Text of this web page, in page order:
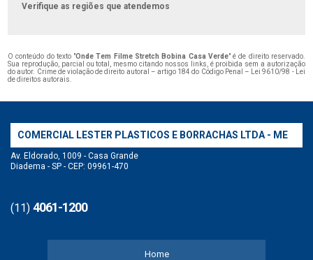
Verifique as regiões que atendemos
O conteúdo do texto "Onde Tem Filme Stretch Bobina Casa Verde" é de direito reservado.
Sua reprodução, parcial ou total, mesmo citando nossos links, é proibida sem a autorização
do autor. Crime de violação de direito autoral – artigo 184 do Código Penal –
Lei 9610/98 - Lei
de direitos autorais
COMERCIAL LESTER PLASTICOS E BORRACHAS LTDA - ME
Av. Eldorado, 1009 - Casa Grande
Diadema - SP - CEP: 09961-470
(11) 4061-1200
Home